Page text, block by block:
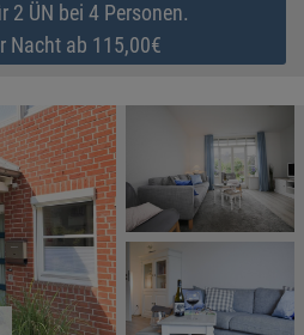
2 ÜN bei 4 Personen.
Nacht ab 115,00€